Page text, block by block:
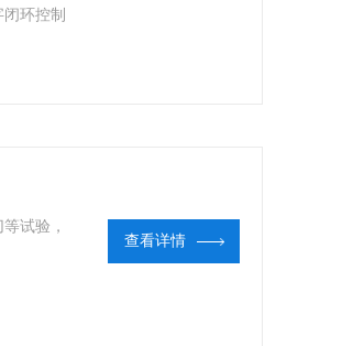
环控制
试验数
试验，
查看详情